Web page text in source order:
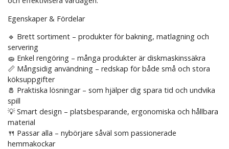
Egenskaper & Fördelar
🔹 Brett sortiment – produkter för bakning, matlagning och
servering
🧽 Enkel rengöring – många produkter är diskmaskinssäkra
📏 Mångsidig användning – redskap för både små och stora
köksuppgifter
🧂 Praktiska lösningar – som hjälper dig spara tid och undvika
spill
💡 Smart design – platsbesparande, ergonomiska och hållbara
material
🍴 Passar alla – nybörjare såväl som passionerade
hemmakockar